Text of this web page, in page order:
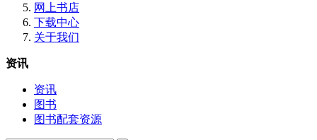
网上书店
下载中心
关于我们
资讯
资讯
图书
图书配套资源